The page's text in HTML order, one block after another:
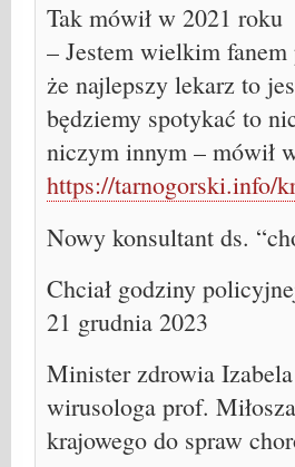
Tak mówił w 2021 roku
– Jestem wielkim
że najlepszy lekarz to
będziemy spotykać to
niczym innym – mówił
https://tarnogorski.info/
Nowy konsultant ds.
Chciał godziny
21 grudnia 2023
Minister zdrowia Izabela
wirusologa prof.
krajowego do spraw